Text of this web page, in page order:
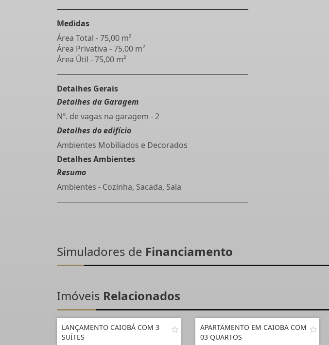
Medidas
Área Total - 75,00 m²
Área Privativa - 75,00 m²
Área Útil - 75,00 m²
Detalhes Gerais
Detalhes da Garagem
Nº. de vagas na garagem - 2
Detalhes do edifício
Ambientes Mobiliados e Decorados
Detalhes Ambientes
Resumo
Ambientes - Cozinha, Sacada, Sala
Simuladores de Financiamento
Imóveis Relacionados
LANÇAMENTO CAIOBÁ COM 3
SUÍTES
APARTAMENTO EM CAIOBA COM
03 QUARTOS